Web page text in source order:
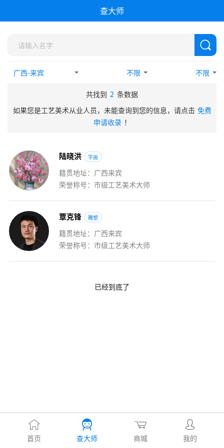
查大师
不限 不限
共找到 2 条数据
如果您是工艺美术从业人员，未能查询到您的信息，请点击 免费
申请收录 ！
陆晓洪 字画
籍贯地址：广西来宾
荣誉称号：市级工艺美术大师
覃克锋 雕塑
籍贯地址：广西来宾
荣誉称号：市级工艺美术大师
已经到底了
首页 查大师 商城 我的